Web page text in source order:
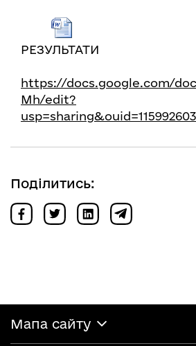
РЕЗУЛЬТАТИ
https://docs.google.com/
Mh/edit?
Поділитись:
Мапа сайту